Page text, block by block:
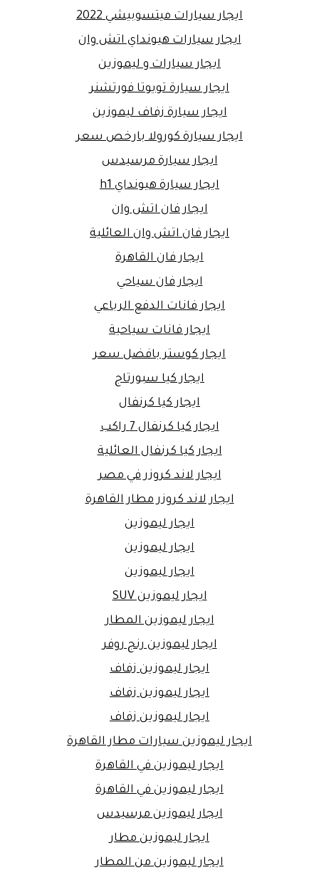
ايجار سيارات ميتسوبيشي 2022
ايجار سيارات هيونداي اتش وان
ايجار سيارات و ليموزين
ايجار سيارة تويوتا فورتشنر
ايجار سيارة زفاف ليموزين
ايجار سيارة كورولا بارخص سعر
ايجار سيارة مرسيدس
ايجار سيارة هيونداي h1
ايجار فان اتش وان
ايجار فان اتش وان العائلية
ايجار فان القاهرة
ايجار فان سياحي
ايجار فانات الدفع الرباعي
ايجار فانات سياحية
ايجار كوستر بافضل سعر
ايجار كيا سبورتاج
ايجار كيا كرنفال
ايجار كيا كرنفال 7 راكب
ايجار كيا كرنفال العائلية
ايجار لاند كروزر في مصر
ايجار لاند كروزر مطار القاهرة
ايجار ليموزين
ايجار ليموزين
ايجار ليموزين
ايجار ليموزين SUV
ايجار ليموزين المطار
ايجار ليموزين رنج روفر
ايجار ليموزين زفاف
ايجار ليموزين زفاف
ايجار ليموزين زفاف
ايجار ليموزين سيارات مطار القاهرة
ايجار ليموزين في القاهرة
ايجار ليموزين في القاهرة
ايجار ليموزين مرسيدس
ايجار ليموزين مطار
ايجار ليموزين من المطار